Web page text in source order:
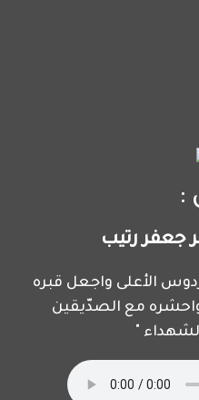
:
جعفر رتيب
الأعلى واجعل قبره
مع الصدّيقين
"